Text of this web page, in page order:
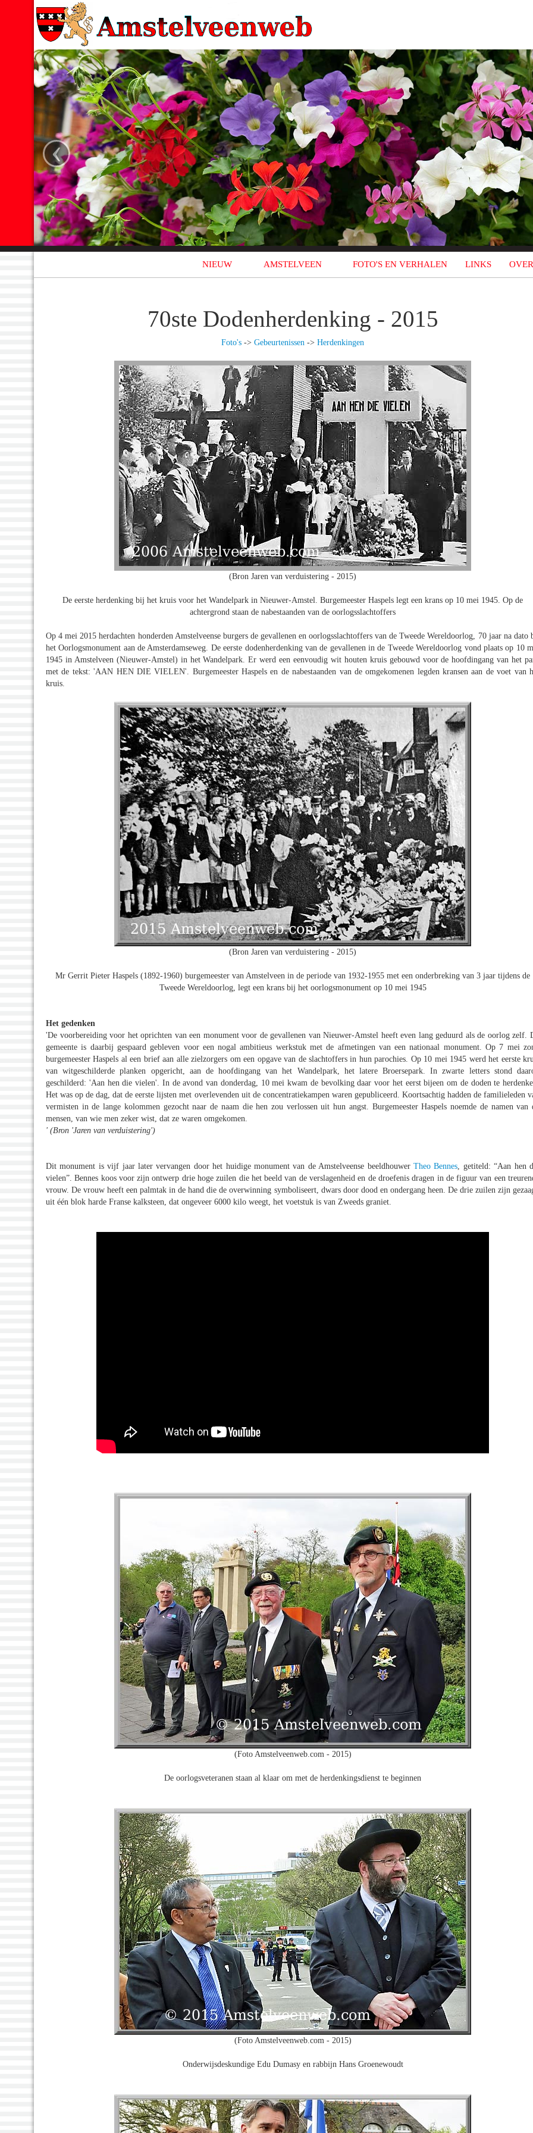
‹
NIEUW AMSTELVEEN FOTO'S EN VERHALEN LINKS
70ste Dodenherdenking - 2015
Foto's -> Gebeurtenissen -> Herdenkingen
(Bron Jaren van verduistering - 2015)
De eerste herdenking bij het kruis voor het Wandelpark in Nieuwer-Amstel. Burgemeester Haspels legt een krans op 10 mei 1945. Op de
achtergrond staan de nabestaanden van de oorlogsslachtoffers
Op 4 mei 2015 herdachten honderden Amstelveense burgers de gevallenen en oorlogsslachtoffers van de Tweede Wereldoorlog, 70 jaar na dato
het Oorlogsmonument aan de Amsterdamseweg. De eerste dodenherdenking van de gevallenen in de Tweede Wereldoorlog vond plaats op 10
1945 in Amstelveen (Nieuwer-Amstel) in het Wandelpark. Er werd een eenvoudig wit houten kruis gebouwd voor de hoofdingang van het
met de tekst: 'AAN HEN DIE VIELEN'. Burgemeester Haspels en de nabestaanden van de omgekomenen legden kransen aan de voet van
kruis.
(Bron Jaren van verduistering - 2015)
Mr Gerrit Pieter Haspels (1892-1960) burgemeester van Amstelveen in de periode van 1932-1955 met een onderbreking van 3 jaar tijdens de
Tweede Wereldoorlog, legt een krans bij het oorlogsmonument op 10 mei 1945
Het gedenken
'De voorbereiding voor het oprichten van een monument voor de gevallenen van Nieuwer-Amstel heeft even lang geduurd als de oorlog zelf.
gemeente is daarbij gespaard gebleven voor een nogal ambitieus werkstuk met de afmetingen van een nationaal monument. Op 7 mei
burgemeester Haspels al een brief aan alle zielzorgers om een opgave van de slachtoffers in hun parochies. Op 10 mei 1945 werd het eerste
van witgeschilderde planken opgericht, aan de hoofdingang van het Wandelpark, het latere Broersepark. In zwarte letters stond
geschilderd: 'Aan hen die vielen'. In de avond van donderdag, 10 mei kwam de bevolking daar voor het eerst bijeen om de doden te
Het was op de dag, dat de eerste lijsten met overlevenden uit de concentratiekampen waren gepubliceerd. Koortsachtig hadden de familieleden
vermisten in de lange kolommen gezocht naar de naam die hen zou verlossen uit hun angst. Burgemeester Haspels noemde de namen van
mensen, van wie men zeker wist, dat ze waren omgekomen.
' (Bron 'Jaren van verduistering')
Dit monument is vijf jaar later vervangen door het huidige monument van de Amstelveense beeldhouwer Theo Bennes , getiteld: “Aan hen
vielen”. Bennes koos voor zijn ontwerp drie hoge zuilen die het beeld van de verslagenheid en de droefenis dragen in de figuur van een
vrouw. De vrouw heeft een palmtak in de hand die de overwinning symboliseert, dwars door dood en ondergang heen. De drie zuilen zijn
uit één blok harde Franse kalksteen, dat ongeveer 6000 kilo weegt, het voetstuk is van Zweeds graniet.
(Foto Amstelveenweb.com - 2015)
De oorlogsveteranen staan al klaar om met de herdenkingsdienst te beginnen
(Foto Amstelveenweb.com - 2015)
Onderwijsdeskundige Edu Dumasy en rabbijn Hans Groenewoudt